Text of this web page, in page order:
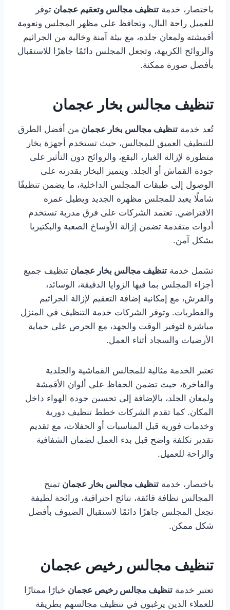
باختصار، خدمة تنظيف مجالس وتعقيم عجمان توفر
للعميل راحة البال، وتحافظ على مظهر المجلس ونعومة
أقمشته ولمعان جلده، مع بيئة آمنة وخالية من الجراثيم
والروائح الكريهة، وتجعل المجلس دائمًا جاهزًا للاستقبال
بأفضل صورة ممكنة.
تنظيف مجالس بخار عجمان
تُعد خدمة تنظيف مجالس بخار عجمان من أفضل الطرق
للتنظيف العميق للمجالس، حيث تستخدم أجهزة بخار
متطورة لإزالة الغبار، البقع، والروائح دون التأثير على
جودة القماش أو الجلد. ويتميز البخار بقدرته على
الوصول إلى طبقات المجلس الداخلية، ما يضمن تنظيفًا
شاملًا يعيد للمجلس مظهره الجديد ويطيل عمره
الافتراضي. تعتمد الشركات على فرق مدربة تستخدم
أدوات متقدمة تضمن إزالة الأوساخ الصعبة والبكتيريا
بشكل آمن.
تشمل خدمة تنظيف مجالس بخار عجمان تنظيف جميع
أجزاء المجلس بما فيها الزوايا الدقيقة، الوسائد،
والفرش، مع إمكانية إضافة التعقيم لإزالة الجراثيم
والفطريات. وتوفر الشركات خدمة التنظيف في المنزل
مباشرة لتوفير الوقت والجهد، مع الحرص على حماية
الأرضيات والسجاد أثناء العمل.
تعتبر الخدمة مثالية للمجالس القماشية والجلدية
والفاخرة، حيث تضمن الحفاظ على ألوان الأقمشة
ولمعان الجلد، بالإضافة إلى تحسين جودة الهواء داخل
المكان. كما تقدم الشركات خطط تنظيف دورية
وخدمات فورية قبل المناسبات أو الحفلات، مع تقديم
تقدير تكلفة واضح قبل بدء العمل لضمان الشفافية
والراحة للعميل.
باختصار، خدمة تنظيف مجالس بخار عجمان تمنح
المجالس نظافة فائقة، نتائج احترافية، ورائحة لطيفة
تجعل المجلس جاهزًا دائمًا لاستقبال الضيوف بأفضل
شكل ممكن.
تنظيف مجالس رخيص عجمان
تعتبر خدمة تنظيف مجالس رخيص عجمان خيارًا ممتازًا
للعملاء الذين يرغبون في تنظيف مجالسهم بطريقة